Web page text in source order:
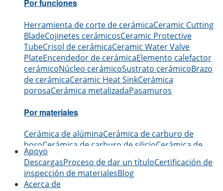
Por funciones
Herramienta de corte de cerámicaCeramic Cutting
BladeCojinetes cerámicosCeramic Protective
TubeCrisol de cerámicaCeramic Water Valve
PlateEncendedor de cerámicaElemento calefactor
cerámicoNúcleo cerámicoSustrato cerámicoBrazo
de cerámicaCeramic Heat SinkCerámica
porosaCerámica metalizadaPasamuros
Por materiales
Cerámica de alúminaCerámica de carburo de
boroCerámica de carburo de silicioCerámica de
nitruro de aluminio
silicioCerámica de zirconioCerámica de nitruro de
boroCerámica de óxido de berilio
Apoyo
DescargasProceso de dar un títuloCertificación de
inspección de materialesBlog
Acerca de